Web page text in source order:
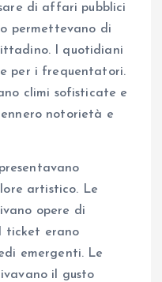
di affari pubblici
permettevano di
I quotidiani
per i frequentatori.
climi sofisticate e
notorietà e
artistico. Le
opere di
ticket erano
emergenti. Le
il gusto